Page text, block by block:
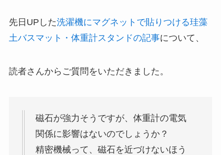
先日UPした洗濯機にマグネットで貼りつける珪藻
土バスマット・体重計スタンドの記事について、
読者さんからご質問をいただきました。
磁石が強力そうですが、体重計の電気
関係に影響はないのでしょうか？
精密機械って、磁石を近づけないほう